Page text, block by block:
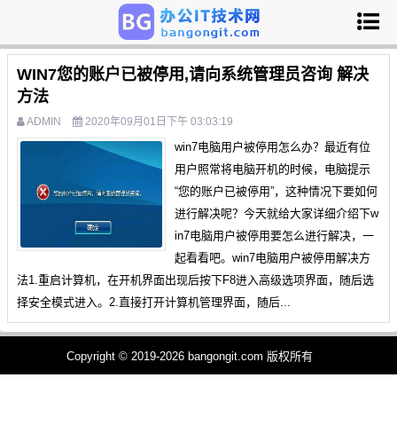
WIN7您的账户已被停用,请向系统管理员咨询 解决
方法
ADMIN 2020年09月01日下午 03:03:19
win7电脑用户被停用怎么办？最近有位
用户照常将电脑开机的时候，电脑提示
“您的账户已被停用”，这种情况下要如何
进行解决呢？今天就给大家详细介绍下w
in7电脑用户被停用要怎么进行解决，一
起看看吧。win7电脑用户被停用解决方
法1.重启计算机，在开机界面出现后按下F8进入高级选项界面，随后选
择安全模式进入。2.直接打开计算机管理界面，随后...
Copyright © 2019-2026 bangongit.com 版权所有